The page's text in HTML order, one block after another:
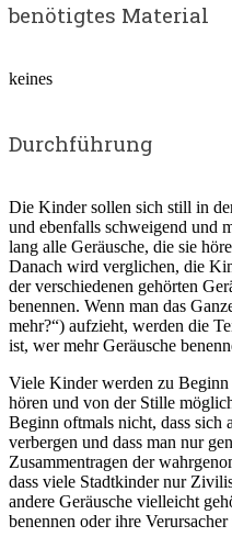
benötigtes Material
keines
Durchführung
Die Kinder sollen sich still in
und ebenfalls schweigend und
lang alle Geräusche, die sie
Danach wird verglichen, die
der verschiedenen gehörten
benennen. Wenn man das
mehr?“) aufzieht, werden die
ist, wer mehr Geräusche
Viele Kinder werden zu
hören und von der Stille
Beginn oftmals nicht, dass sich
verbergen und dass man nur
Zusammentragen der
dass viele Stadtkinder nur
andere Geräusche vielleicht
benennen oder ihre